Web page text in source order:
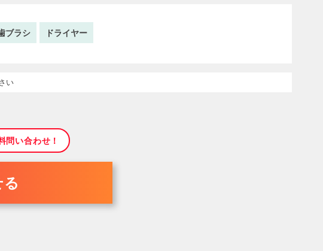
ブラシ ドライヤー
い
問い合わせ！